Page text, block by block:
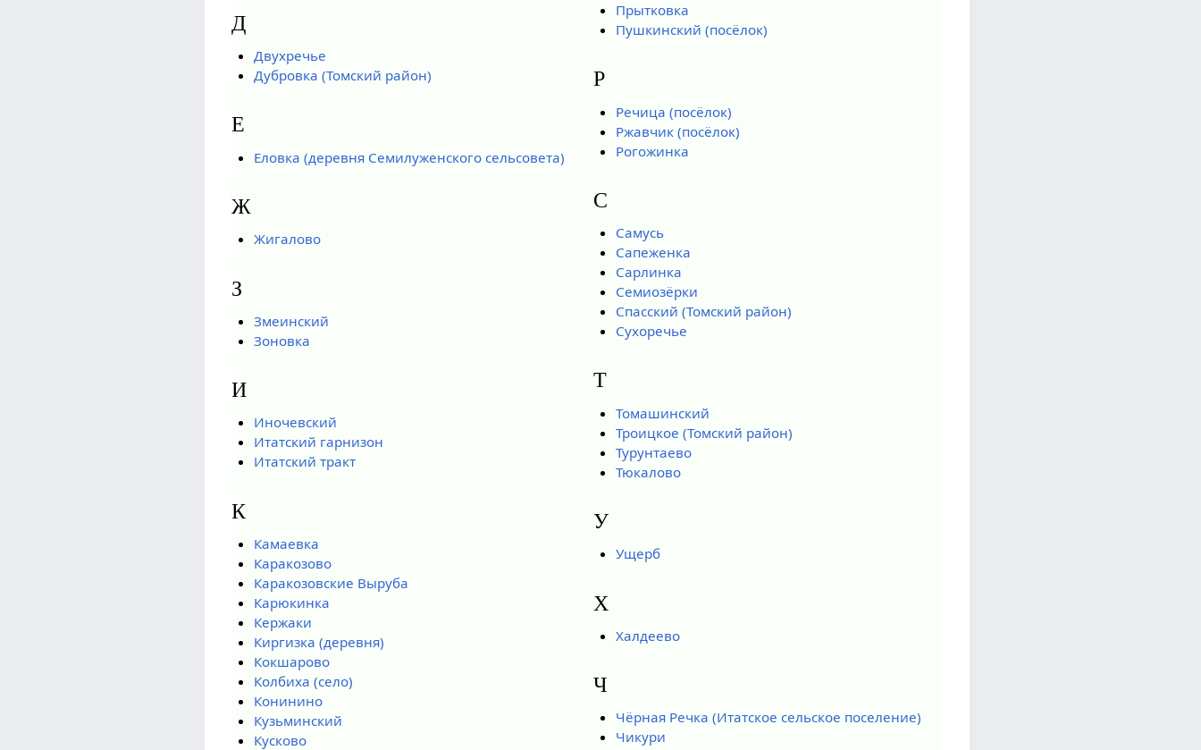
Д
Двухречье
Дубровка (Томский район)
Е
Еловка (деревня Семилуженского сельсовета)
Ж
Жигалово
З
Змеинский
Зоновка
И
Иночевский
Итатский гарнизон
Итатский тракт
К
Камаевка
Каракозово
Каракозовские Выруба
Карюкинка
Кержаки
Киргизка (деревня)
Кокшарово
Колбиха (село)
Конинино
Кузьминский
Кусково
Прытковка
Пушкинский (посёлок)
Р
Речица (посёлок)
Ржавчик (посёлок)
Рогожинка
С
Самусь
Сапеженка
Сарлинка
Семиозёрки
Спасский (Томский район)
Сухоречье
Т
Томашинский
Троицкое (Томский район)
Турунтаево
Тюкалово
У
Ущерб
Х
Халдеево
Ч
Чёрная Речка (Итатское сельское поселение)
Чикури